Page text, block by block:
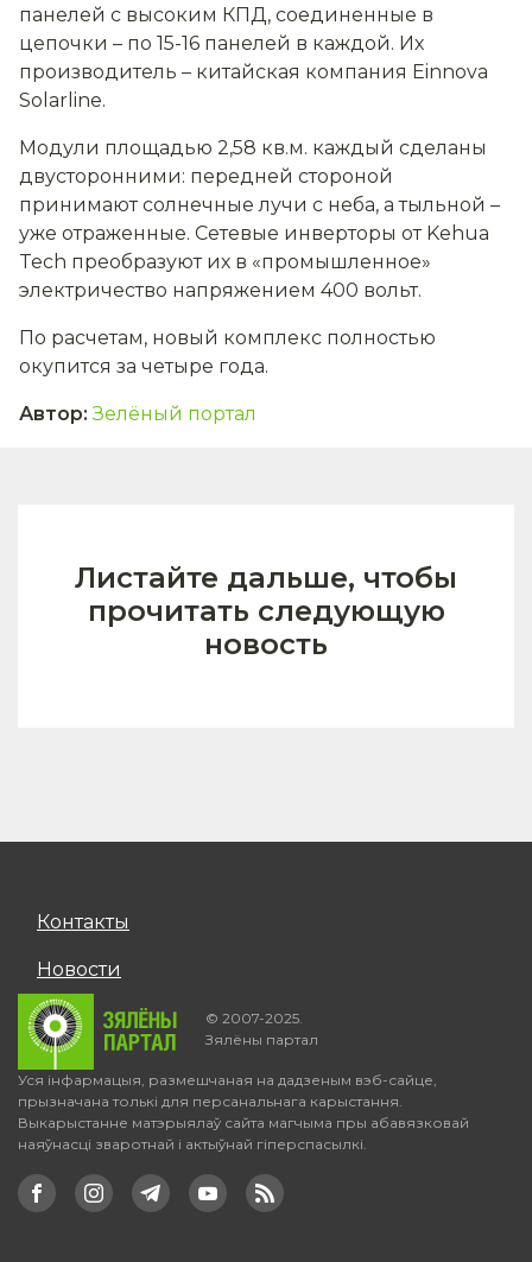
панелей с высоким КПД, соединенные в
цепочки – по 15-16 панелей в каждой. Их
производитель – китайская компания Einnova
Solarline.
Модули площадью 2,58 кв.м. каждый сделаны
двусторонними: передней стороной
принимают солнечные лучи с неба, а тыльной –
уже отраженные. Сетевые инверторы от Kehua
Tech преобразуют их в «промышленное»
электричество напряжением 400 вольт.
По расчетам, новый комплекс полностью
окупится за четыре года.
Автор: Зелёный портал
Листайте дальше, чтобы
прочитать следующую
новость
Контакты
Новости
© 2007-2025.
Зялёны партал
Уся інфармацыя, размешчаная на дадзеным вэб-сайце,
прызначана толькі для персанальнага карыстання.
Выкарыстанне матэрыялаў сайта магчыма пры абавязковай
наяўнасці зваротнай і актыўнай гіперспасылкі.